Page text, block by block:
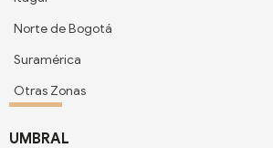
Norte de Bogotá
Suramérica
Otras Zonas
UMBRAL